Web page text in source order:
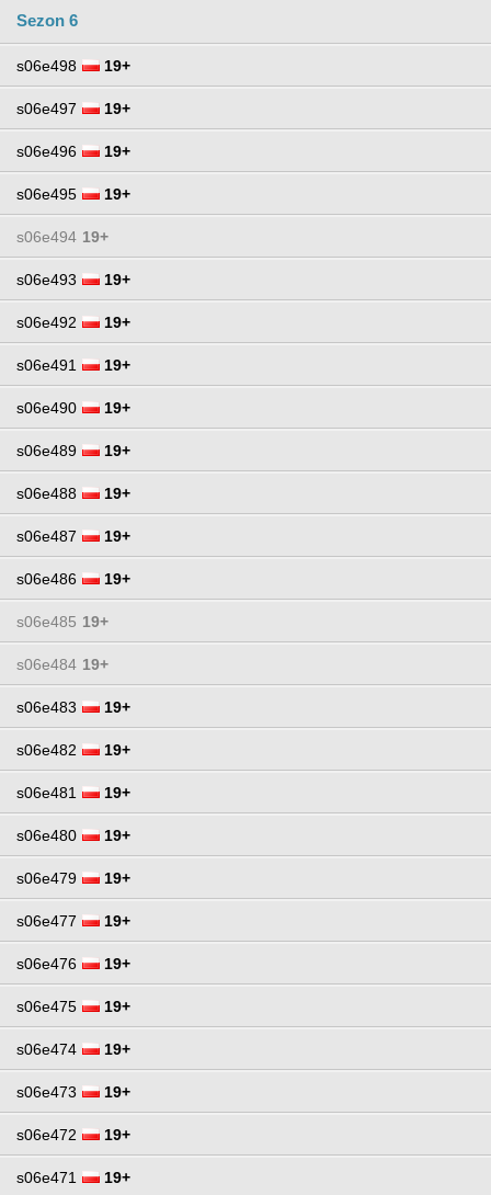
Sezon 6
s06e498 19+
s06e497 19+
s06e496 19+
s06e495 19+
s06e494 19+
s06e493 19+
s06e492 19+
s06e491 19+
s06e490 19+
s06e489 19+
s06e488 19+
s06e487 19+
s06e486 19+
s06e485 19+
s06e484 19+
s06e483 19+
s06e482 19+
s06e481 19+
s06e480 19+
s06e479 19+
s06e477 19+
s06e476 19+
s06e475 19+
s06e474 19+
s06e473 19+
s06e472 19+
s06e471 19+